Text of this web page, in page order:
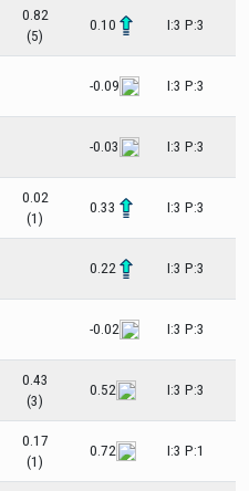
0.82
(5)
0.10 I:3 P:3
-0.09 I:3 P:3
-0.03 I:3 P:3
0.02
(1)
0.33 I:3 P:3
0.22 I:3 P:3
-0.02 I:3 P:3
0.43
(3)
0.52 I:3 P:3
0.17
(1)
0.72 I:3 P:1